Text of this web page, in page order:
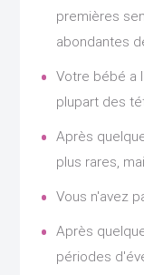
premières
abondantes
Votre bébé a
plupart des
Après
plus rares,
Vous n'avez
Après
périodes